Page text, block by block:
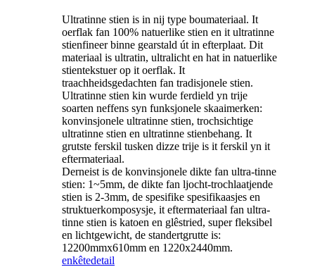
Ultratinne stien is in nij type boumateriaal. It
oerflak fan 100% natuerlike stien en it ultratinne
stienfineer binne gearstald út in efterplaat. Dit
materiaal is ultratin, ultralicht en hat in natuerlike
stientekstuer op it oerflak. It
traachheidsgedachten fan tradisjonele stien.
Ultratinne stien kin wurde ferdield yn trije
soarten neffens syn funksjonele skaaimerken:
konvinsjonele ultratinne stien, trochsichtige
ultratinne stien en ultratinne stienbehang. It
grutste ferskil tusken dizze trije is it ferskil yn it
eftermateriaal.
Derneist is de konvinsjonele dikte fan ultra-tinne
stien: 1~5mm, de dikte fan ljocht-trochlaatjende
stien is 2-3mm, de spesifike spesifikaasjes en
struktuerkomposysje, it eftermateriaal fan ultra-
tinne stien is katoen en glêstried, super fleksibel
en lichtgewicht, de standertgrutte is:
12200mmx610mm en 1220x2440mm.
enkêtedetail